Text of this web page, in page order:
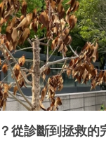
從診斷到拯救的